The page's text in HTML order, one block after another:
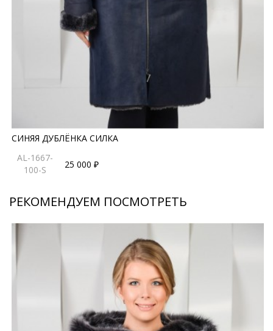
СИНЯЯ ДУБЛЁНКА СИЛКА
AL-1667-
100-S
25 000 ₽
РЕКОМЕНДУЕМ ПОСМОТРЕТЬ